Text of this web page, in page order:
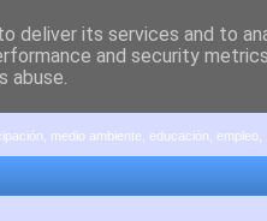
medio ambiente, educación, empleo,
deliver its services and to
and security
abuse.